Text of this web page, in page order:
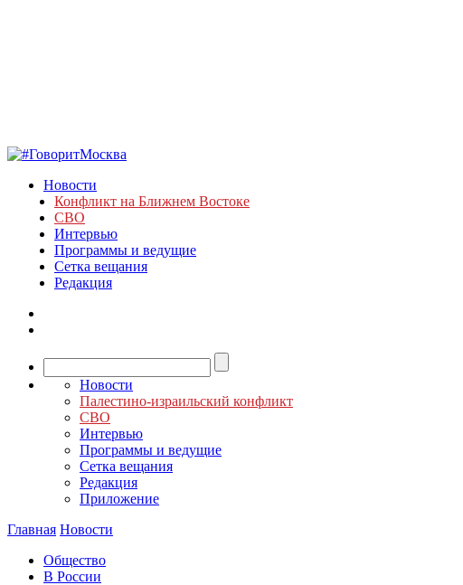
Новости
Конфликт на Ближнем Востоке
СВО
Интервью
Программы и ведущие
Сетка вещания
Редакция
Новости
Палестино-израильский конфликт
СВО
Интервью
Программы и ведущие
Сетка вещания
Редакция
Приложение
Главная Новости
Общество
В России